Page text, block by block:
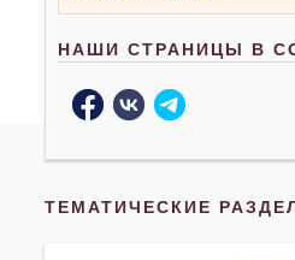
НАШИ СТРАНИЦЫ В
ТЕМАТИЧЕСКИЕ